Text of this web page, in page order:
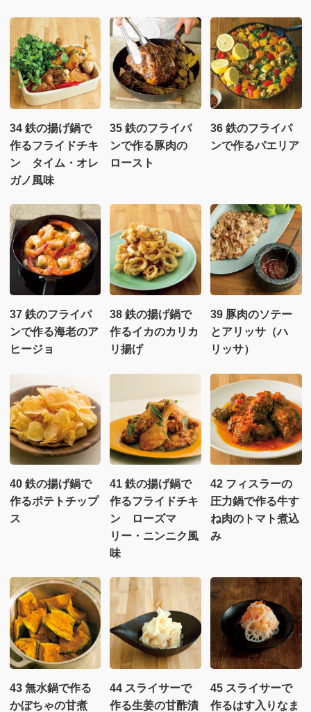
34 鉄の揚げ鍋で
作るフライドチキ
ン タイム・オレ
ガノ風味
35 鉄のフライパ
ンで作る豚肉の
ロースト
36 鉄のフライパ
ンで作るパエリア
37 鉄のフライパ
ンで作る海老のア
ヒージョ
38 鉄の揚げ鍋で
作るイカのカリカ
リ揚げ
39 豚肉のソテー
とアリッサ（ハ
リッサ）
40 鉄の揚げ鍋で
作るポテトチップ
ス
41 鉄の揚げ鍋で
作るフライドチキ
ン ローズマ
リー・ニンニク風
味
42 フィスラーの
圧力鍋で作る牛す
ね肉のトマト煮込
み
43 無水鍋で作る
かぼちゃの甘煮
44 スライサーで
作る生姜の甘酢漬
45 スライサーで
作るはす入りなま